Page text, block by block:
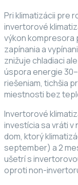
Pri klimatizácii pre
invertorové
výkon
zapínania a
znižuje chladiaci
úspora energie
riešeniam, tichšia
miestnosti bez
Invertorové
investícia sa vráti v
dom, ktorý
september) a 2
ušetrí s
oproti non-